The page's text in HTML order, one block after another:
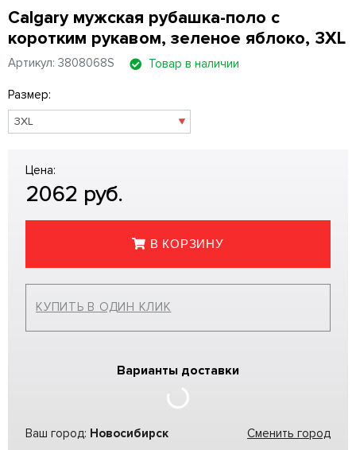
Calgary мужская рубашка-поло с
коротким рукавом, зеленое яблоко, 3XL
Артикул: 3808068S Товар в наличии
Размер:
Цена:
2062 руб.
В КОРЗИНУ
КУПИТЬ В ОДИН КЛИК
Варианты доставки
Ваш город: Новосибирск Сменить город